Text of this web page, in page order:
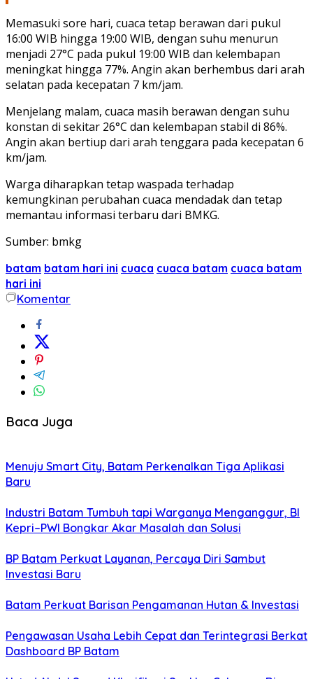
Memasuki sore hari, cuaca tetap berawan dari pukul
16:00 WIB hingga 19:00 WIB, dengan suhu menurun
menjadi 27°C pada pukul 19:00 WIB dan kelembapan
meningkat hingga 77%. Angin akan berhembus dari arah
selatan pada kecepatan 7 km/jam.
Menjelang malam, cuaca masih berawan dengan suhu
konstan di sekitar 26°C dan kelembapan stabil di 86%.
Angin akan bertiup dari arah tenggara pada kecepatan 6
km/jam.
Warga diharapkan tetap waspada terhadap
kemungkinan perubahan cuaca mendadak dan tetap
memantau informasi terbaru dari BMKG.
Sumber: bmkg
batam batam hari ini cuaca cuaca batam cuaca batam
hari ini
Komentar
Baca Juga
Menuju Smart City, Batam Perkenalkan Tiga Aplikasi
Baru
Industri Batam Tumbuh tapi Warganya Menganggur, BI
Kepri–PWI Bongkar Akar Masalah dan Solusi
BP Batam Perkuat Layanan, Percaya Diri Sambut
Investasi Baru
Batam Perkuat Barisan Pengamanan Hutan & Investasi
Pengawasan Usaha Lebih Cepat dan Terintegrasi Berkat
Dashboard BP Batam